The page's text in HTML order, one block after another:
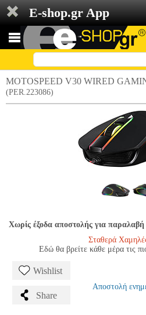
E-shop.gr App
MOTOSPEED V30 WIRED
(PER.223086)
Χωρίς έξοδα αποστολής για
Σταθερά
Εδώ θα βρείτε κάθε μέρα τις
Wishlist
Share
Αποστολή